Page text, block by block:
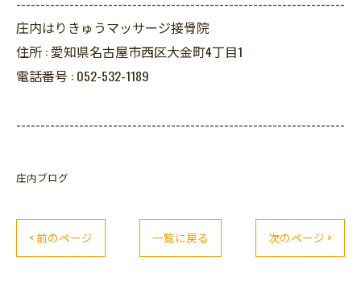
庄内はりきゅうマッサージ接骨院
住所 : 愛知県名古屋市西区大金町4丁目1
電話番号 : 052-532-1189
--------------------------------------------------------------------
庄内ブログ
< 前のページ 一覧に戻る 次のページ >